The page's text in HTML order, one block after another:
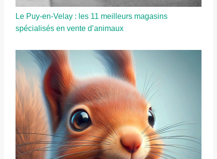
Le Puy-en-Velay : les 11 meilleurs magasins
spécialisés en vente d’animaux